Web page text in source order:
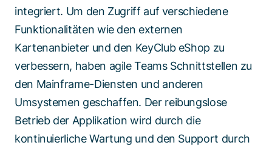
integriert. Um den Zugriff auf verschiedene
Funktionalitäten wie den externen
Kartenanbieter und den KeyClub eShop zu
verbessern, haben agile Teams Schnittstellen zu
den Mainframe-Diensten und anderen
Umsystemen geschaffen. Der reibungslose
Betrieb der Applikation wird durch die
kontinuierliche Wartung und den Support durch